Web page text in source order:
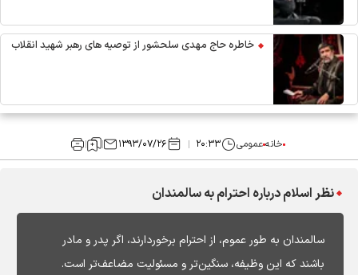
خاطره حاج مهدی سلحشور از توصیه های رهبر شهید انقلاب
خانهعمومی ۲۰:۳۳ ۱۳۹۳/۰۷/۲۶
نظر اسلام درباره احترام به سالمندان
سالمندان به طور عموم، از احترام برخوردارند، اگر پدر و مادر
باشند که این وظیفه، سنگین‌تر و مسئولیت مضاعف‌تر است.